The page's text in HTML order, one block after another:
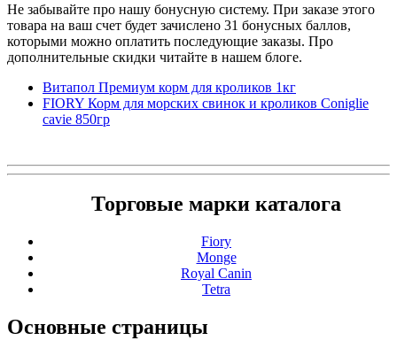
Не забывайте про нашу бонусную систему. При заказе этого
товара на ваш счет будет зачислено 31 бонусных баллов,
которыми можно оплатить последующие заказы. Про
дополнительные скидки читайте в нашем блоге.
Витапол Премиум корм для кроликов 1кг
FIORY Корм для морских свинок и кроликов Coniglie
cavie 850гр
Торговые марки каталога
Fiory
Monge
Royal Canin
Tetra
Основные страницы